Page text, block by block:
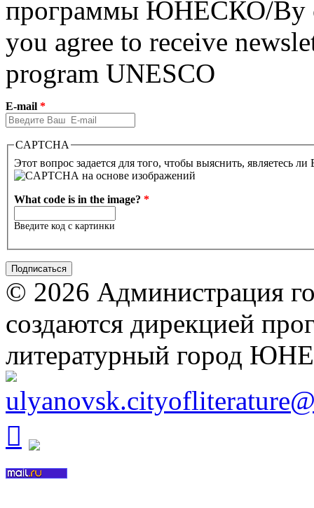
программы ЮНЕСКО/By
you agree to receive
program UNESCO
E-mail *
CAPTCHA
Этот вопрос задается для того, чтобы выяснить, являетесь
What code is in the image? *
Введите код с картинки
© 2026 Администрация
создаются дирекцией
литературный город
